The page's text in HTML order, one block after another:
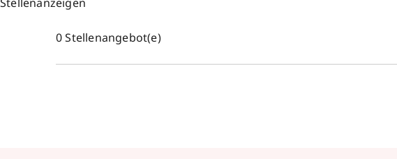
Stellenangebot(e)